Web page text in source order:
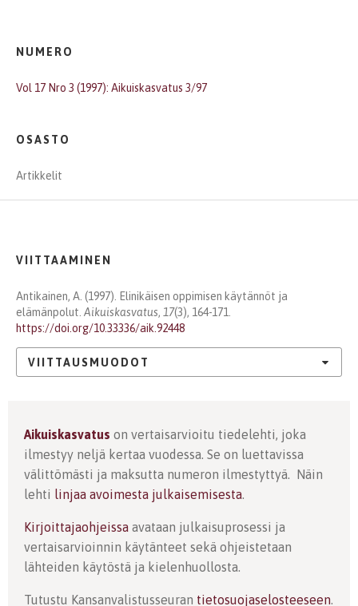
NUMERO
Vol 17 Nro 3 (1997): Aikuiskasvatus 3/97
OSASTO
Artikkelit
VIITTAAMINEN
Antikainen, A. (1997). Elinikäisen oppimisen käytännöt ja
elämänpolut. Aikuiskasvatus, 17(3), 164-171.
https://doi.org/10.33336/aik.92448
VIITTAUSMUODOT
Aikuiskasvatus on vertaisarvioitu tiedelehti, joka
ilmestyy neljä kertaa vuodessa. Se on luettavissa
välittömästi ja maksutta numeron ilmestyttyä. Näin
lehti linjaa avoimesta julkaisemisesta.
Kirjoittajaohjeissa avataan julkaisuprosessi ja
vertaisarvioinnin käytänteet sekä ohjeistetaan
lähteiden käytöstä ja kielenhuollosta.
Tutustu Kansanvalistusseuran tietosuojaselosteeseen.